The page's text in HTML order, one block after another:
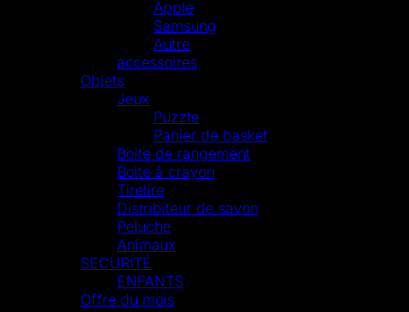
Apple
Samsung
Autre
accessoires
Objets
Jeux
Puzzle
Panier de basket
Boite de rangement
Boite à crayon
Tirelire
Distribiteur de savon
Peluche
Animaux
SECURITÉ
ENFANTS
Offre du mois